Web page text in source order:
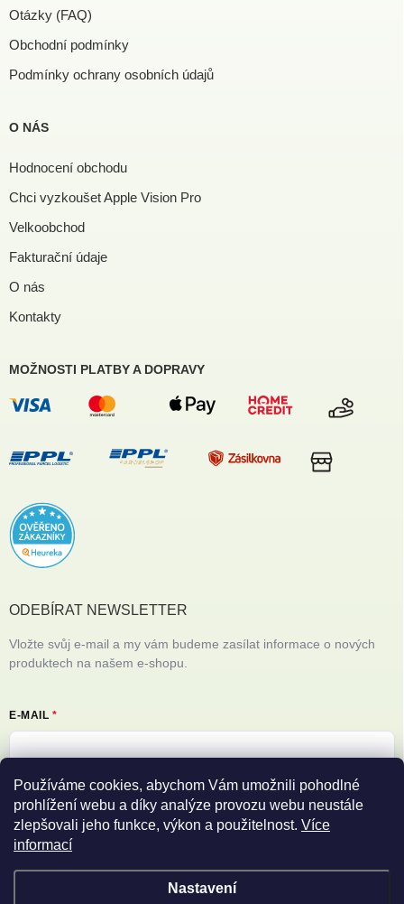
Používáme cookies, abychom Vám umožnili pohodlné
prohlížení webu a díky analýze provozu webu neustále
zlepšovali jeho funkce, výkon a použitelnost. Více
informací
Nastavení
Otázky (FAQ)
Obchodní podmínky
Podmínky ochrany osobních údajů
O NÁS
Hodnocení obchodu
Chci vyzkoušet Apple Vision Pro
Velkoobchod
Fakturační údaje
O nás
Kontakty
MOŽNOSTI PLATBY A DOPRAVY
ODEBÍRAT NEWSLETTER
Vložte svůj e-mail a my vám budeme zasílat informace o nových
produktech na našem e-shopu.
E-MAIL
Vložením e-mailu souhlasíte spodmínkami ochrany osobních údajů
Přihlásit se